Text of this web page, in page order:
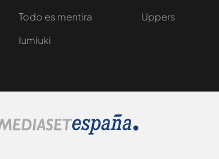
Todo es mentira
Iumiuki
Uppers